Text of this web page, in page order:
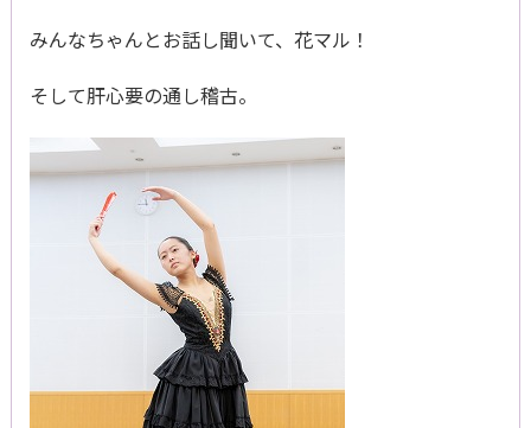
みんなちゃんとお話し聞いて、花マル！
そして肝心要の通し稽古。